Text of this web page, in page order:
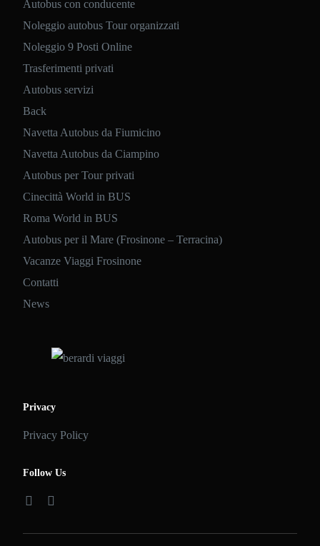
Autobus con conducente
Noleggio autobus Tour organizzati
Noleggio 9 Posti Online
Trasferimenti privati
Autobus servizi
Back
Navetta Autobus da Fiumicino
Navetta Autobus da Ciampino
Autobus per Tour privati
Cinecittà World in BUS
Roma World in BUS
Autobus per il Mare (Frosinone – Terracina)
Vacanze Viaggi Frosinone
Contatti
News
Privacy
Privacy Policy
Follow Us